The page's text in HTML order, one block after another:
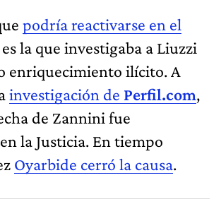
podría reactivarse en el
la que investigaba a Liuzzi
enriquecimiento ilícito. A
investigación de Perfil.com,
de Zannini fue
la Justicia. En tiempo
Oyarbide cerró la causa.